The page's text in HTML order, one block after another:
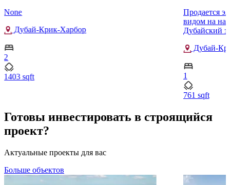
None
Дубай-Крик-Харбор
2
1403 sqft
Продается
видом на
Дубайский
Дубай-
1
761 sqft
Готовы инвестировать в строящийся
проект?
Актуальные проекты для вас
Больше объектов